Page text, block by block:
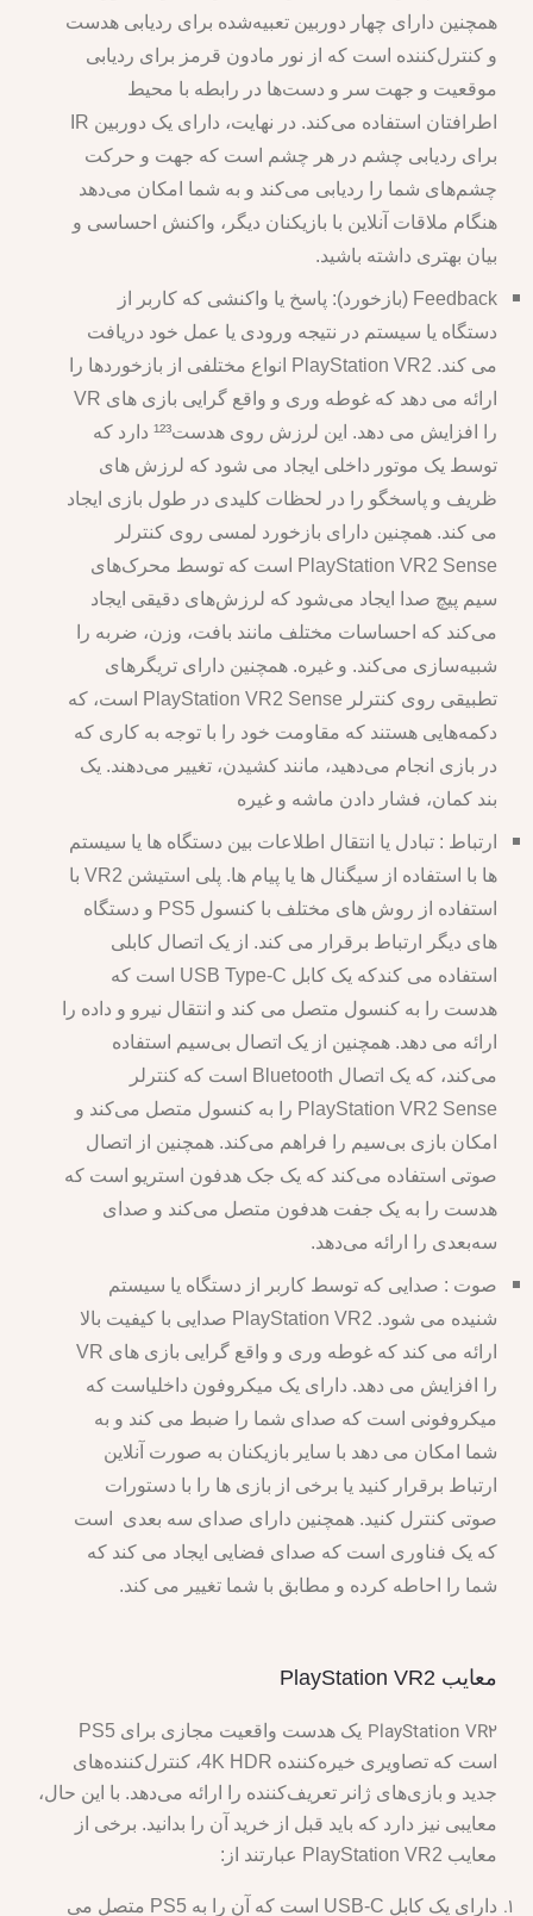
همچنین دارای چهار دوربین تعبیه‌شده برای ردیابی هدست
و کنترل‌کننده است که از نور مادون قرمز برای ردیابی
موقعیت و جهت سر و دست‌ها در رابطه با محیط
اطرافتان استفاده می‌کند. در نهایت، دارای یک دوربین IR
برای ردیابی چشم در هر چشم است که جهت و حرکت
چشم‌های شما را ردیابی می‌کند و به شما امکان می‌دهد
هنگام ملاقات آنلاین با بازیکنان دیگر، واکنش احساسی و
بیان بهتری داشته باشید.
Feedback (بازخورد): پاسخ یا واکنشی که کاربر از
دستگاه یا سیستم در نتیجه ورودی یا عمل خود دریافت
می کند. PlayStation VR2 انواع مختلفی از بازخوردها را
ارائه می دهد که غوطه وری و واقع گرایی بازی های VR
را افزایش می دهد. این لرزش روی هدست¹²³ دارد که
توسط یک موتور داخلی ایجاد می شود که لرزش های
ظریف و پاسخگو را در لحظات کلیدی در طول بازی ایجاد
می کند. همچنین دارای بازخورد لمسی روی کنترلر
PlayStation VR2 Sense است که توسط محرک‌های
سیم پیچ صدا ایجاد می‌شود که لرزش‌های دقیقی ایجاد
می‌کند که احساسات مختلف مانند بافت، وزن، ضربه را
شبیه‌سازی می‌کند. و غیره. همچنین دارای تریگرهای
تطبیقی روی کنترلر PlayStation VR2 Sense است، که
دکمه‌هایی هستند که مقاومت خود را با توجه به کاری که
در بازی انجام می‌دهید، مانند کشیدن، تغییر می‌دهند. یک
بند کمان، فشار دادن ماشه و غیره
ارتباط : تبادل یا انتقال اطلاعات بین دستگاه ها یا سیستم
ها با استفاده از سیگنال ها یا پیام ها. پلی استیشن VR2 با
استفاده از روش های مختلف با کنسول PS5 و دستگاه
های دیگر ارتباط برقرار می کند. از یک اتصال کابلی
استفاده می کندکه یک کابل USB Type-C است که
هدست را به کنسول متصل می کند و انتقال نیرو و داده را
ارائه می دهد. همچنین از یک اتصال بی‌سیم استفاده
می‌کند، که یک اتصال Bluetooth است که کنترلر
PlayStation VR2 Sense را به کنسول متصل می‌کند و
امکان بازی بی‌سیم را فراهم می‌کند. همچنین از اتصال
صوتی استفاده می‌کند که یک جک هدفون استریو است که
هدست را به یک جفت هدفون متصل می‌کند و صدای
سه‌بعدی را ارائه می‌دهد.
صوت : صدایی که توسط کاربر از دستگاه یا سیستم
شنیده می شود. PlayStation VR2 صدایی با کیفیت بالا
ارائه می کند که غوطه وری و واقع گرایی بازی های VR
را افزایش می دهد. دارای یک میکروفون داخلیاست که
میکروفونی است که صدای شما را ضبط می کند و به
شما امکان می دهد با سایر بازیکنان به صورت آنلاین
ارتباط برقرار کنید یا برخی از بازی ها را با دستورات
صوتی کنترل کنید. همچنین دارای صدای سه بعدی است
که یک فناوری است که صدای فضایی ایجاد می کند که
شما را احاطه کرده و مطابق با شما تغییر می کند.
معایب PlayStation VR2
PlayStation VR2
یک هدست واقعیت مجازی برای PS5
است که تصاویری خیره‌کننده 4K HDR، کنترل‌کننده‌های
جدید و بازی‌های ژانر تعریف‌کننده را ارائه می‌دهد. با این حال،
معایبی نیز دارد که باید قبل از خرید آن را بدانید. برخی از
معایب PlayStation VR2 عبارتند از:
دارای یک کابل USB-C است که آن را به PS5 متصل می